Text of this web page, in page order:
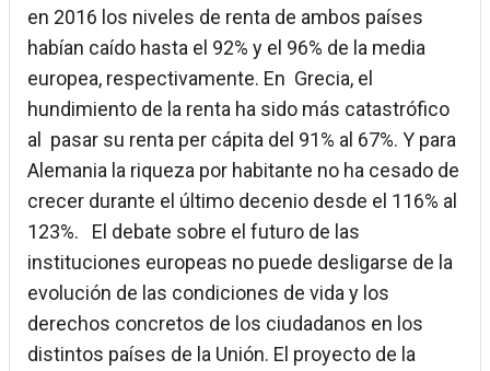
en 2016 los niveles de renta de ambos países
habían caído hasta el 92% y el 96% de la media
europea, respectivamente. En Grecia, el
hundimiento de la renta ha sido más catastrófico
al pasar su renta per cápita del 91% al 67%. Y para
Alemania la riqueza por habitante no ha cesado de
crecer durante el último decenio desde el 116% al
123%. El debate sobre el futuro de las
instituciones europeas no puede desligarse de la
evolución de las condiciones de vida y los
derechos concretos de los ciudadanos en los
distintos países de la Unión. El proyecto de la